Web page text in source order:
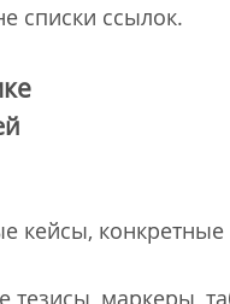
списки ссылок.
кейсы,